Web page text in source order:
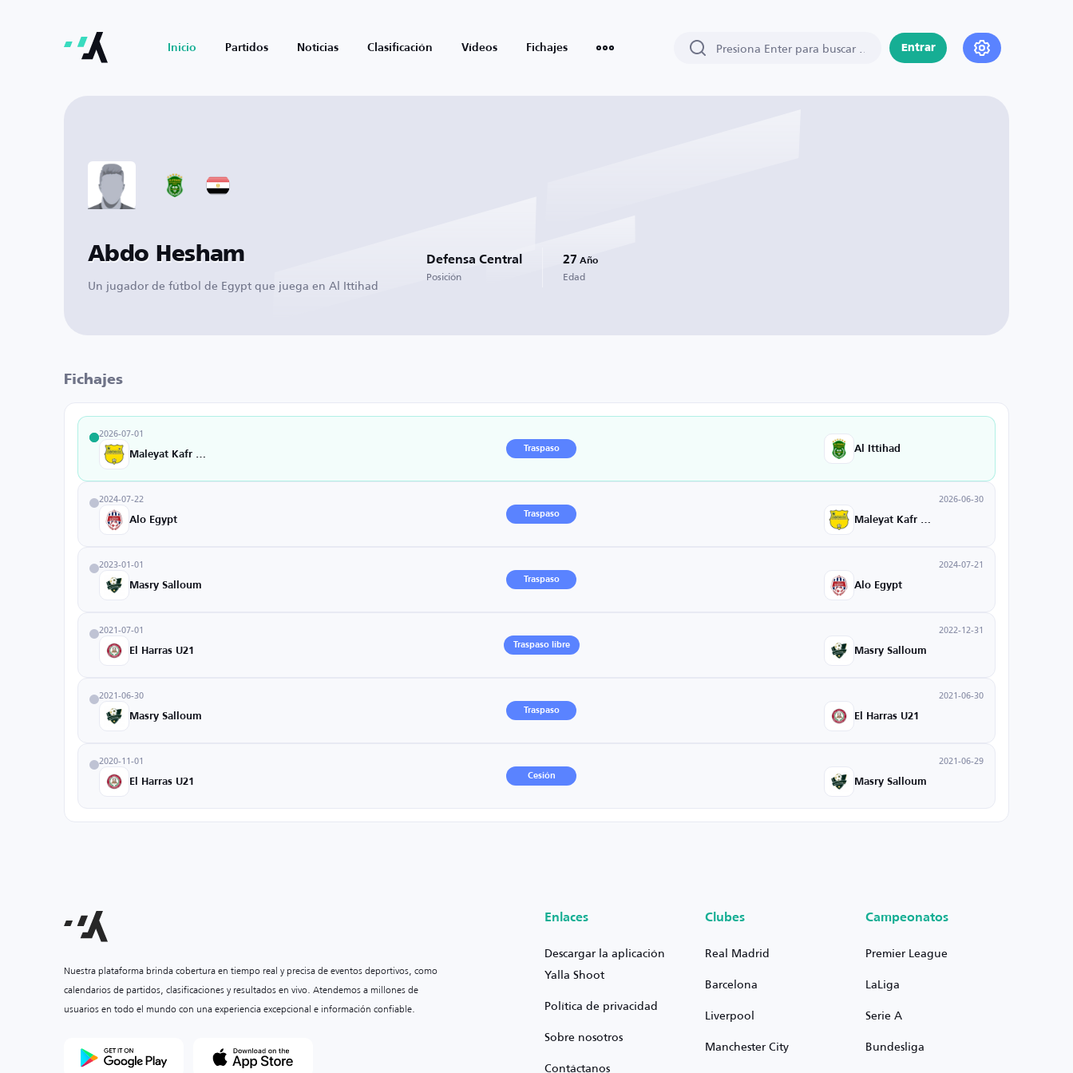
Inicio Partidos Noticias Clasificación Vídeos Fichajes Entrar
Abdo Hesham
Un jugador de fútbol de Egypt que juega en Al Ittihad
Defensa Central
Posición
27 Año
Edad
Fichajes
2026-07-01
Traspaso Al Ittihad
2024-07-22
Alo Egypt
Traspaso
2026-06-30
2023-01-01
Masry Salloum
Traspaso
2024-07-21
Alo Egypt
2021-07-01
El Harras U21
Traspaso libre
2022-12-31
Masry Salloum
2021-06-30
Masry Salloum
Traspaso
2021-06-30
El Harras U21
2020-11-01
El Harras U21
Cesión
2021-06-29
Masry Salloum
Nuestra plataforma brinda cobertura en tiempo real y precisa de eventos deportivos, como
calendarios de partidos, clasificaciones y resultados en vivo. Atendemos a millones de
usuarios en todo el mundo con una experiencia excepcional e información confiable.
Enlaces
Descargar la aplicación
Yalla Shoot
Política de privacidad
Sobre nosotros
Contáctanos
Clubes
Real Madrid
Barcelona
Liverpool
Manchester City
Campeonatos
Premier League
LaLiga
Serie A
Bundesliga